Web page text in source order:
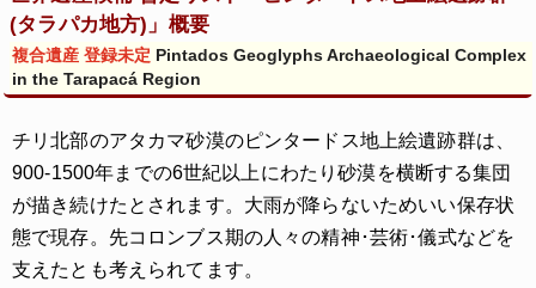
(タラパカ地方)」概要
複合遺産 登録未定 Pintados Geoglyphs Archaeological Complex
in the Tarapacá Region
チリ北部のアタカマ砂漠のピンタードス地上絵遺跡群は、
900-1500年までの6世紀以上にわたり砂漠を横断する集団
が描き続けたとされます。大雨が降らないためいい保存状
態で現存。先コロンブス期の人々の精神･芸術･儀式などを
支えたとも考えられてます。